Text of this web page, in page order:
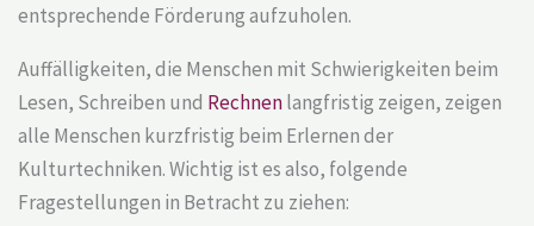
entsprechende Förderung aufzuholen.
Auffälligkeiten, die Menschen mit Schwierigkeiten beim
Lesen, Schreiben und Rechnenlangfristig zeigen, zeigen
alle Menschen kurzfristig beim Erlernen der
Kulturtechniken. Wichtig ist es also, folgende
Fragestellungen in Betracht zu ziehen: